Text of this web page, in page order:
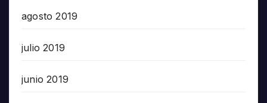
agosto 2019
julio 2019
junio 2019